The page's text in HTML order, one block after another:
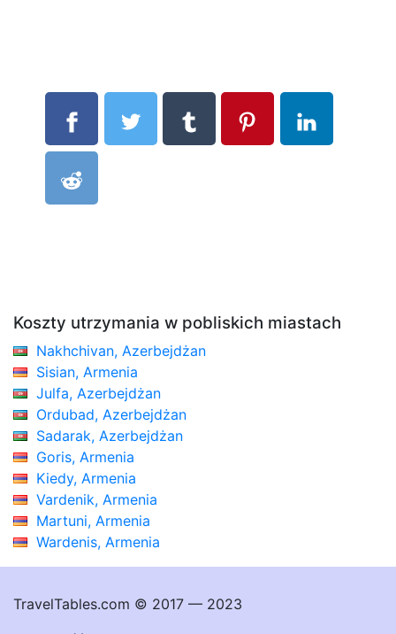
Koszty utrzymania w pobliskich miastach
Nakhchivan, Azerbejdżan
Sisian, Armenia
Julfa, Azerbejdżan
Ordubad, Azerbejdżan
Sadarak, Azerbejdżan
Goris, Armenia
Kiedy, Armenia
Vardenik, Armenia
Martuni, Armenia
Wardenis, Armenia
TravelTables.com © 2017 — 2023